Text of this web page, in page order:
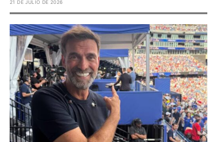
21 DE JULIO DE 2026